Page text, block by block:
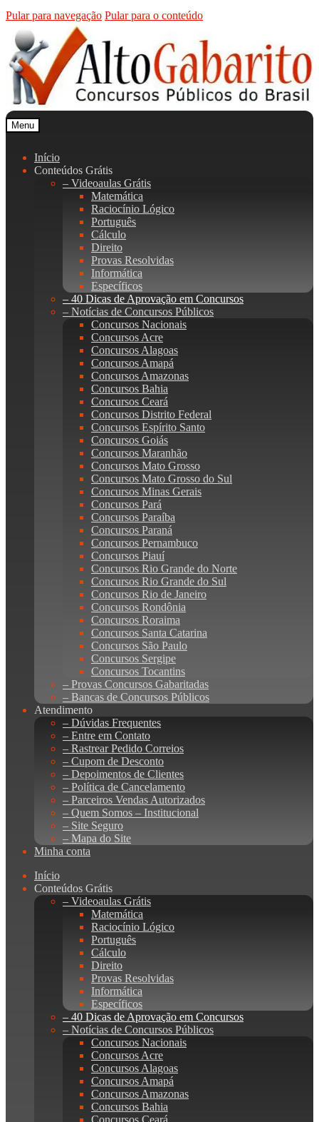
Pular para navegação Pular para o conteúdo
Menu
Início
Conteúdos Grátis
– Videoaulas Grátis
Matemática
Raciocínio Lógico
Português
Cálculo
Direito
Provas Resolvidas
Informática
Específicos
– 40 Dicas de Aprovação em Concursos
– Notícias de Concursos Públicos
Concursos Nacionais
Concursos Acre
Concursos Alagoas
Concursos Amapá
Concursos Amazonas
Concursos Bahia
Concursos Ceará
Concursos Distrito Federal
Concursos Espírito Santo
Concursos Goiás
Concursos Maranhão
Concursos Mato Grosso
Concursos Mato Grosso do Sul
Concursos Minas Gerais
Concursos Pará
Concursos Paraíba
Concursos Paraná
Concursos Pernambuco
Concursos Piauí
Concursos Rio Grande do Norte
Concursos Rio Grande do Sul
Concursos Rio de Janeiro
Concursos Rondônia
Concursos Roraima
Concursos Santa Catarina
Concursos São Paulo
Concursos Sergipe
Concursos Tocantins
– Provas Concursos Gabaritadas
– Bancas de Concursos Públicos
Atendimento
– Dúvidas Frequentes
– Entre em Contato
– Rastrear Pedido Correios
– Cupom de Desconto
– Depoimentos de Clientes
– Política de Cancelamento
– Parceiros Vendas Autorizados
– Quem Somos – Institucional
– Site Seguro
– Mapa do Site
Minha conta
Início
Conteúdos Grátis
– Videoaulas Grátis
Matemática
Raciocínio Lógico
Português
Cálculo
Direito
Provas Resolvidas
Informática
Específicos
– 40 Dicas de Aprovação em Concursos
– Notícias de Concursos Públicos
Concursos Nacionais
Concursos Acre
Concursos Alagoas
Concursos Amapá
Concursos Amazonas
Concursos Bahia
Concursos Ceará